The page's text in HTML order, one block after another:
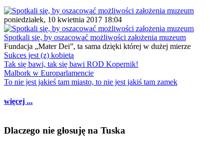
poniedziałek, 10 kwietnia 2017 18:04
Spotkali się, by oszacować możliwości założenia muzeum
Fundacja „Mater Dei”, ta sama dzięki której w dużej mierze
Sukces jest (z) kobietą
Tak się bawi, tak się bawi ROD Kopernik!
Malbork w Europarlamencie
To nie jest jakieś tam miasto, to nie jest jakiś tam zamek
więcej ...
Dlaczego nie głosuję na Tuska